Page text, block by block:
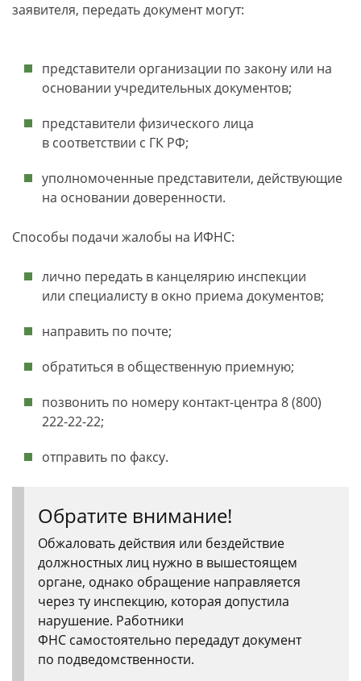
заявителя, передать документ могут:
представители организации по закону или на
основании учредительных документов;
представители физического лица
в соответствии с ГК РФ;
уполномоченные представители, действующие
на основании доверенности.
Способы подачи жалобы на ИФНС:
лично передать в канцелярию инспекции
или специалисту в окно приема документов;
направить по почте;
обратиться в общественную приемную;
позвонить по номеру контакт-центра 8 (800)
222-22-22;
отправить по факсу.
Обратите внимание!
Обжаловать действия или бездействие
должностных лиц нужно в вышестоящем
органе, однако обращение направляется
через ту инспекцию, которая допустила
нарушение. Работники
ФНС самостоятельно передадут документ
по подведомственности.